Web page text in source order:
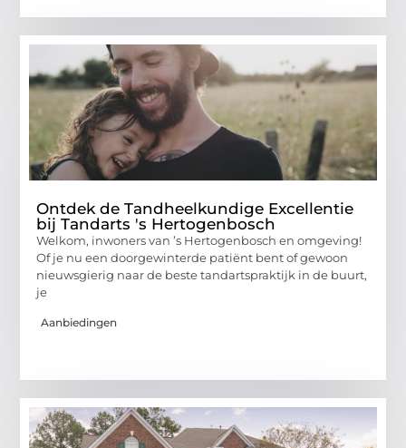
Ontdek de Tandheelkundige Excellentie
bij Tandarts 's Hertogenbosch
Welkom, inwoners van ’s Hertogenbosch en omgeving!
Of je nu een doorgewinterde patiënt bent of gewoon
nieuwsgierig naar de beste tandartspraktijk in de buurt,
je
Aanbiedingen